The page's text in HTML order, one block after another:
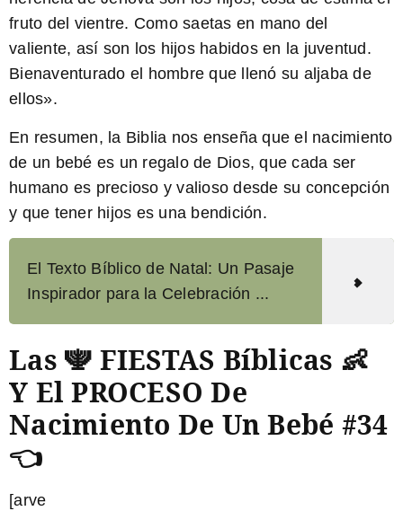
fruto del vientre. Como saetas en mano del
valiente, así son los hijos habidos en la juventud.
Bienaventurado el hombre que llenó su aljaba de
ellos».
En resumen, la Biblia nos enseña que el nacimiento
de un bebé es un regalo de Dios, que cada ser
humano es precioso y valioso desde su concepción
y que tener hijos es una bendición.
El Texto Bíblico de Natal: Un Pasaje
Inspirador para la Celebración ...
Las 🕎 FIESTAS Bíblicas 👶
Y El PROCESO De
Nacimiento De Un Bebé #34
👈
[arve